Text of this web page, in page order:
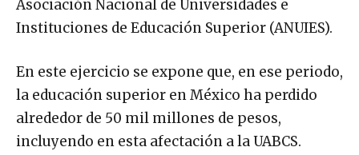
Asociación Nacional de Universidades e
Instituciones de Educación Superior (ANUIES).
En este ejercicio se expone que, en ese periodo,
la educación superior en México ha perdido
alrededor de 50 mil millones de pesos,
incluyendo en esta afectación a la UABCS.